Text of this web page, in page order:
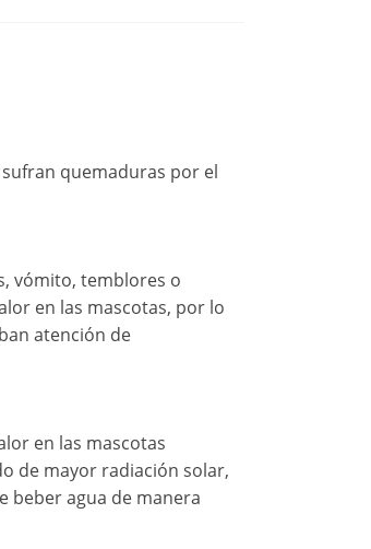
sufran quemaduras por el
vómito, temblores o
en las mascotas, por lo
atención de
en las mascotas
de mayor radiación solar,
beber agua de manera